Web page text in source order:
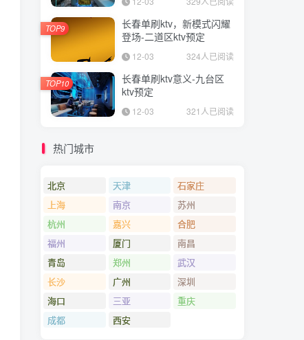
长春单刷ktv，新模式闪耀
登场-二道区ktv预定
12-03 324人已阅读
TOP9
长春单刷ktv意义-九台区
ktv预定
12-03 321人已阅读
TOP10
热门城市
北京 天津
石家庄
上海
南京
苏州
杭州
嘉兴
合肥
福州
厦门
南昌
青岛
郑州
武汉
长沙
广州
深圳
海口
三亚
重庆
成都
西安